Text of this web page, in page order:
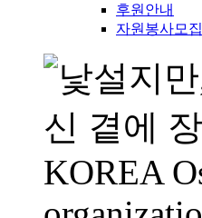
후원안내
자원봉사모집